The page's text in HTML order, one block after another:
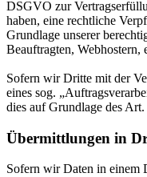
DSGVO zur
haben, eine rechtliche
Grundlage unserer
Beauftragten, Webhostern,
Sofern wir Dritte mit der
eines sog.
dies auf Grundlage des
Übermittlungen in
Sofern wir Daten in einem